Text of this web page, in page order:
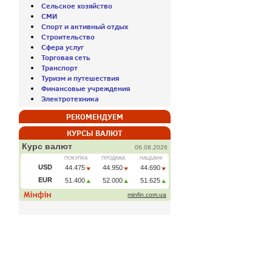
Сельское хозяйство
СМИ
Спорт и активный отдых
Строительство
Сфера услуг
Торговая сеть
Транспорт
Туризм и путешествия
Финансовые учреждения
Электротехника
РЕКОМЕНДУЕМ
КУРСЫ ВАЛЮТ